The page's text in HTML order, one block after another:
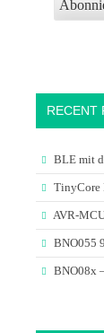
RECENT
BLE mit
TinyCore
AVR-
BNO055
BNO08x